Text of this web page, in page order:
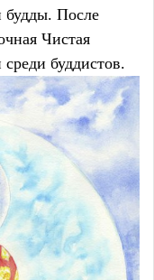
будды. После
Чистая
буддистов.